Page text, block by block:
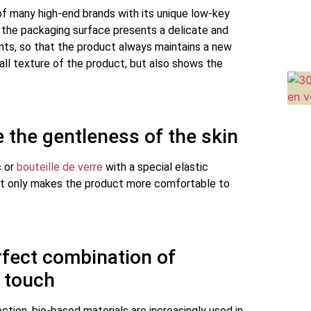
high-end brands with its unique low-key
the packaging surface presents a delicate and
, so that the product always maintains a new
texture of the product, but also shows the
the gentleness of the skin
or bouteille de verre with a special elastic
only makes the product more comfortable to
combination of